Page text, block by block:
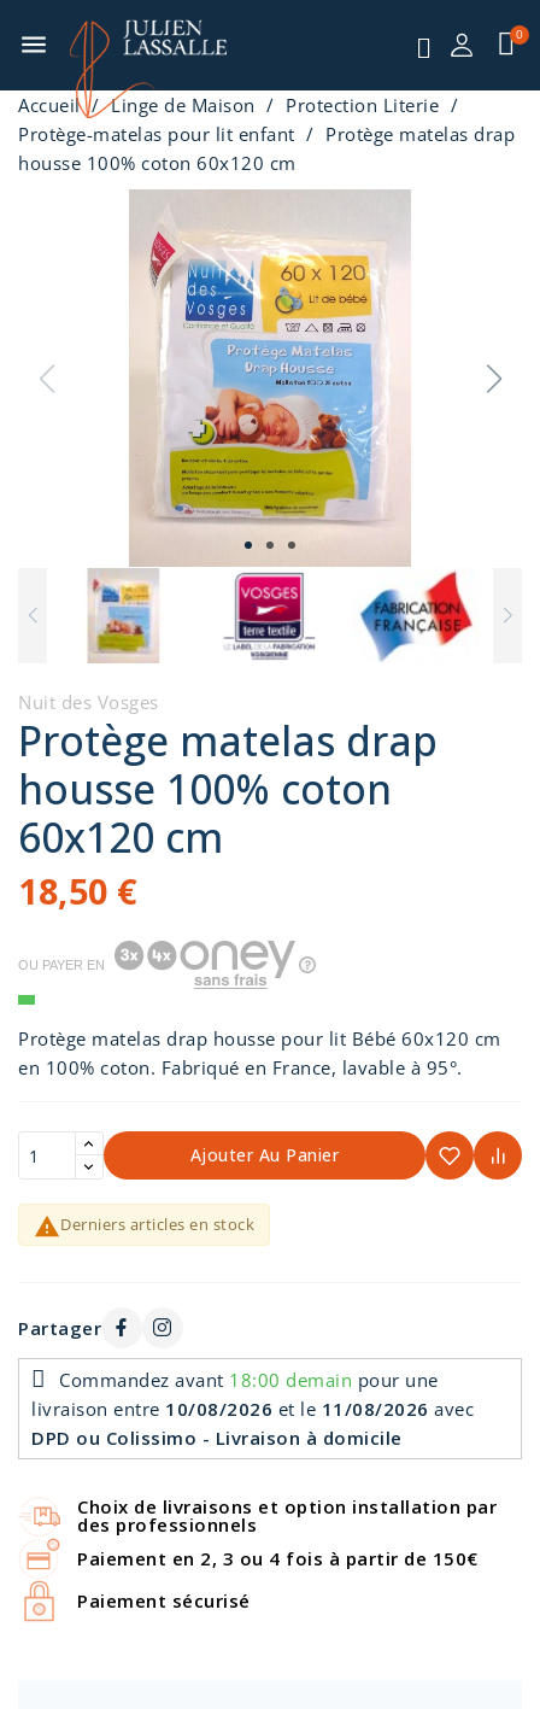
menu
Accueil Linge de Maison
Protection Literie
Protège-matelas pour lit enfant
Protège matelas drap
housse 100% coton 60x120 cm
Nuit des Vosges
Protège matelas drap
housse 100% coton
60x120 cm
18,50 €
OU PAYER EN
Protège matelas drap housse pour lit Bébé 60x120 cm
en 100% coton. Fabriqué en France, lavable à 95°.
Ajouter Au Panier
Derniers articles en stock
Partager
Commandez avant 18:00 demain pour une
livraison entre 10/08/2026 et le 11/08/2026 avec
DPD ou Colissimo - Livraison à domicile
Choix de livraisons et option installation par
des professionnels
Paiement en 2, 3 ou 4 fois à partir de 150€
Paiement sécurisé